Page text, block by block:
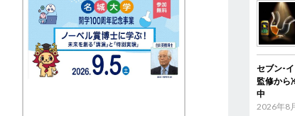
セブン‐
監修から
中
2026年8